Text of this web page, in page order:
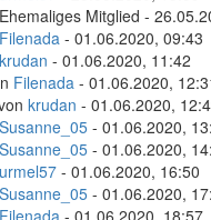
Mitglied -
Filenada - 01.06.2020, 09:43
krudan - 01.06.2020, 11:42
Filenada - 01.06.2020,
krudan - 01.06.2020,
Susanne_05 - 01.06.2020,
Susanne_05 - 01.06.2020,
urmel57 - 01.06.2020, 16:50
Susanne_05 - 01.06.2020,